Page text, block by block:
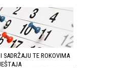
SADRŽAJU TE ROKOVIMA